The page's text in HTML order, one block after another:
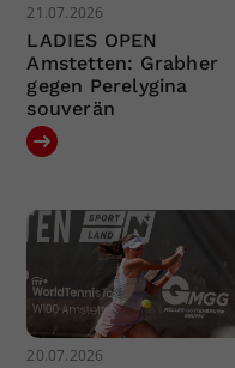
21.07.2026
LADIES OPEN
Amstetten: Grabher
gegen Perelygina
souverän
20.07.2026